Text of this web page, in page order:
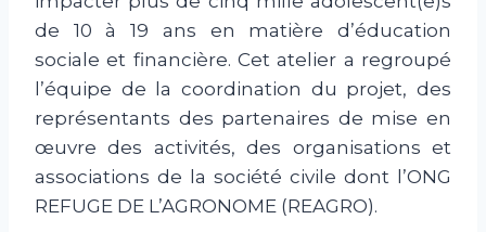
de 10 à 19 ans en matière d’éducation
sociale et financière. Cet atelier a regroupé
l’équipe de la coordination du projet, des
représentants des partenaires de mise en
œuvre des activités, des organisations et
associations de la société civile dont l’ONG
REFUGE DE L’AGRONOME (REAGRO).